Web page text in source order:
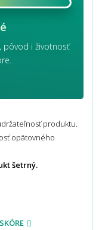
pôvod i životnosť
produktu.
opätovného
šetrný.
SKÓRE